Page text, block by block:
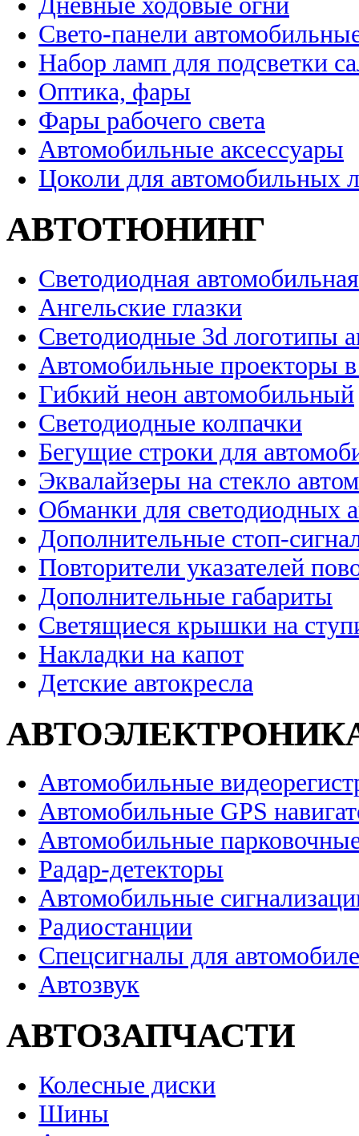
Свето-панели
Набор ламп для подсветки
Оптика, фары
Фары рабочего света
Автомобильные аксессуары
Цоколи для автомобильных
АВТОТЮНИНГ
Светодиодная
Ангельские глазки
Светодиодные 3d логотипы
Автомобильные проекторы
Гибкий неон автомобильный
Светодиодные колпачки
Бегущие строки для
Эквалайзеры на стекло
Обманки для светодиодных
Дополнительные стоп-
Повторители указателей
Дополнительные габариты
Светящиеся крышки на
Накладки на капот
Детские автокресла
Автомобильные
Автомобильные GPS
Автомобильные
Радар-детекторы
Автомобильные
Радиостанции
Спецсигналы для
Автозвук
АВТОЗАПЧАСТИ
Колесные диски
Шины